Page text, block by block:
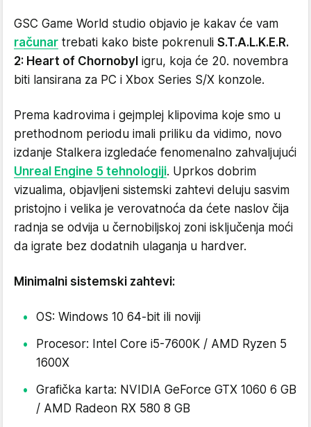
GSC Game World studio objavio je kakav će vam
računar trebati kako biste pokrenuli S.T.A.L.K.E.R.
2: Heart of Chornobyl igru, koja će 20. novembra
biti lansirana za PC i Xbox Series S/X konzole.
Prema kadrovima i gejmplej klipovima koje smo u
prethodnom periodu imali priliku da vidimo, novo
izdanje Stalkera izgledaće fenomenalno zahvaljujući
Unreal Engine 5 tehnologiji. Uprkos dobrim
vizualima, objavljeni sistemski zahtevi deluju sasvim
pristojno i velika je verovatnoća da ćete naslov čija
radnja se odvija u černobiljskoj zoni isključenja moći
da igrate bez dodatnih ulaganja u hardver.
Minimalni sistemski zahtevi:
OS: Windows 10 64-bit ili noviji
Procesor: Intel Core i5-7600K / AMD Ryzen 5
1600X
Grafička karta: NVIDIA GeForce GTX 1060 6 GB
/ AMD Radeon RX 580 8 GB